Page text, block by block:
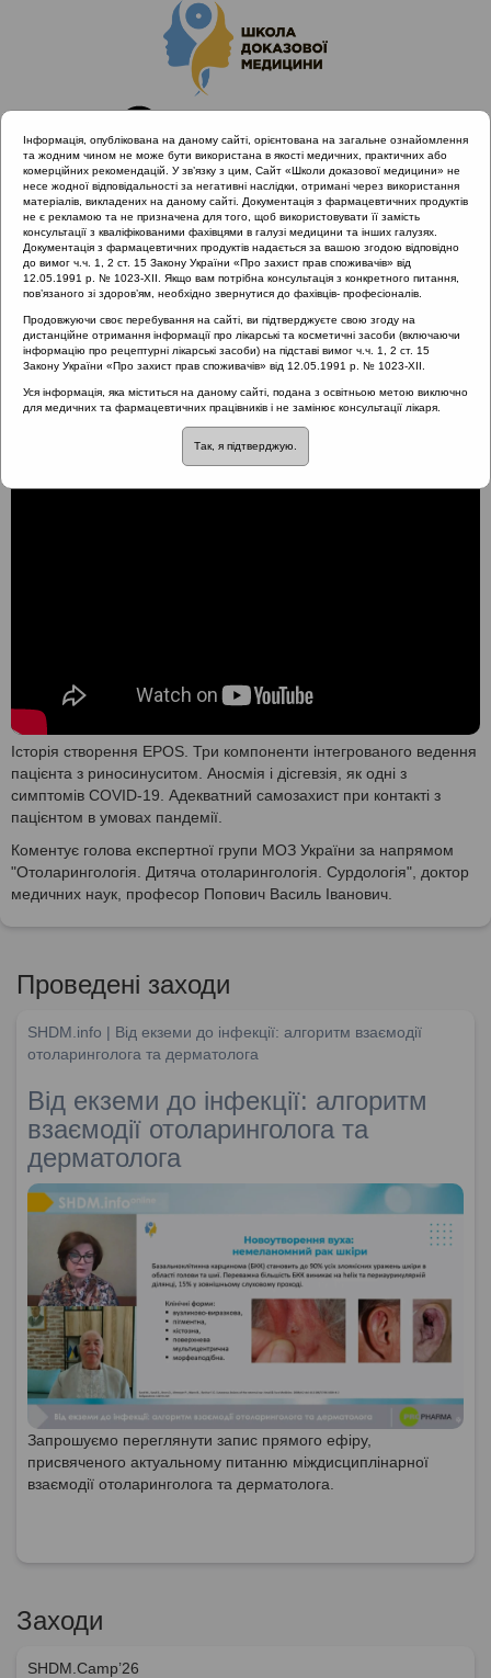
Головна
Проведені заходи
EPOS Congress 2020 | Фокус: Риносинусит
ЕПОС 2020
ЕПОС 2020
Історія створення EPOS. Три компоненти інтегрованого ведення
пацієнта з риносинуситом. Аносмія і дісгевзія, як одні з
симптомів COVID-19. Адекватний самозахист при контакті з
пацієнтом в умовах пандемії.
Коментує голова експертної групи МОЗ України за напрямом
"Отоларингологія. Дитяча отоларингологія. Сурдологія", доктор
медичних наук, професор Попович Василь Іванович.
Проведені заходи
SHDM.info | Від екземи до інфекції: алгоритм взаємодії
отоларинголога та дерматолога
Від екземи до інфекції: алгоритм
взаємодії отоларинголога та
дерматолога
Запрошуємо переглянути запис прямого ефіру,
присвяченого актуальному питанню міждисциплінарної
взаємодії отоларинголога та дерматолога.
Заходи
SHDM.Camp’26
Інформація, опублікована на даному сайті, орієнтована на загальне ознайомлення
та жодним чином не може бути використана в якості медичних, практичних або
комерційних рекомендацій. У зв’язку з цим, Сайт «Школи доказової медицини» не
несе жодної відповідальності за негативні наслідки, отримані через використання
матеріалів, викладених на даному сайті. Документація з фармацевтичних продуктів
не є рекламою та не призначена для того, щоб використовувати її замість
консультації з кваліфікованими фахівцями в галузі медицини та інших галузях.
Документація з фармацевтичних продуктів надається за вашою згодою відповідно
до вимог ч.ч. 1, 2 ст. 15 Закону України «Про захист прав споживачів» від
12.05.1991 р. № 1023-XII. Якщо вам потрібна консультація з конкретного питання,
пов’язаного зі здоров’ям, необхідно звернутися до фахівців- професіоналів.
Продовжуючи своє перебування на сайті, ви підтверджуєте свою згоду на
дистанційне отримання інформації про лікарські та косметичні засоби (включаючи
інформацію про рецептурні лікарські засоби) на підставі вимог ч.ч. 1, 2 ст. 15
Закону України «Про захист прав споживачів» від 12.05.1991 р. № 1023-XII.
Уся інформація, яка міститься на даному сайті, подана з освітньою метою виключно
для медичних та фармацевтичних працівників і не замінює консультації лікаря.
Так, я підтверджую.